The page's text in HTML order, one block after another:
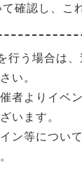
確認し、こ
行う場合は
い。
者よりイベ
います。
ン等につい